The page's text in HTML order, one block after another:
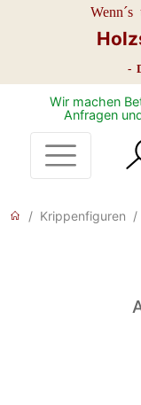
Wenn´s
-
Wir machen
Anfragen
Krippenfiguren